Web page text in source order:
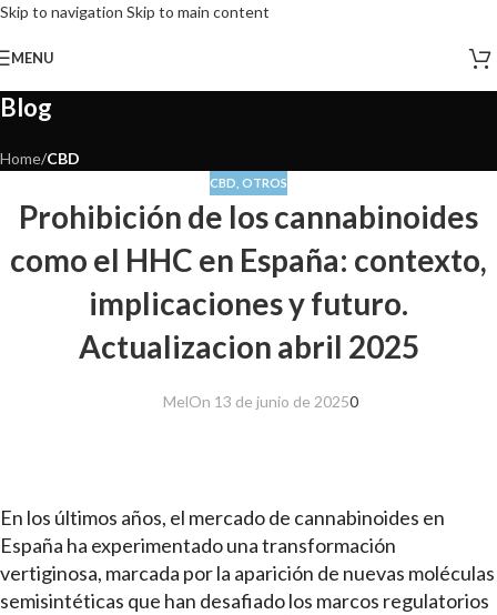
Skip to navigation Skip to main content
MENU
Blog
Home/CBD
CBD OTROS
Prohibición de los cannabinoides
como el HHC en España: contexto,
implicaciones y futuro.
Actualizacion abril 2025
MelOn 13 de junio de 20250
En los últimos años, el mercado de cannabinoides en
España ha experimentado una transformación
vertiginosa, marcada por la aparición de nuevas moléculas
semisintéticas que han desafiado los marcos regulatorios